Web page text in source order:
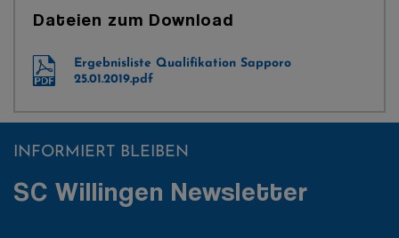
Dateien zum Download
Ergebnisliste Qualifikation Sapporo
25.01.2019.pdf
INFORMIERT BLEIBEN
SC Willingen Newsletter